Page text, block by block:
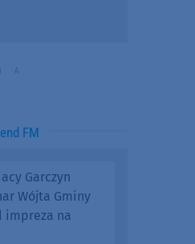
FM
Garczyn
Wójta Gminy
impreza na